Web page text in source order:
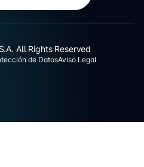
All Rights Reserved
de DatosAviso Legal